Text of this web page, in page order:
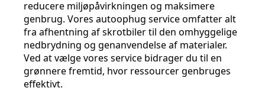
reducere miljøpåvirkningen og maksimere
genbrug. Vores autoophug service omfatter alt
fra afhentning af skrotbiler til den omhyggelige
nedbrydning og genanvendelse af materialer.
Ved at vælge vores service bidrager du til en
grønnere fremtid, hvor ressourcer genbruges
effektivt.